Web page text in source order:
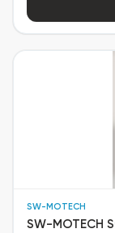
SW-MOTECH
SW-MOTECH